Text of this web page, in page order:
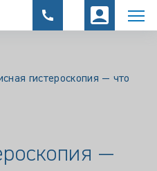
гистероскопия — что
—